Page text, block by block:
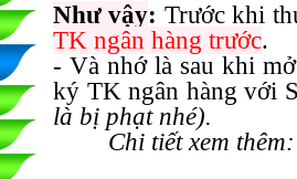
Như vậy: Trước khi
TK ngân hàng trước.
- Và nhớ là sau khi
ký TK ngân hàng với
là bị phạt nhé).
Chi tiết xem